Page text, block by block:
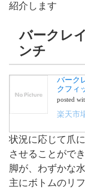
紹介します
バークレ
ンチ
バーク
クフィ
posted
楽天市
状況に応じて爪
させることがで
脚が、わずかな
主にボトムのリ